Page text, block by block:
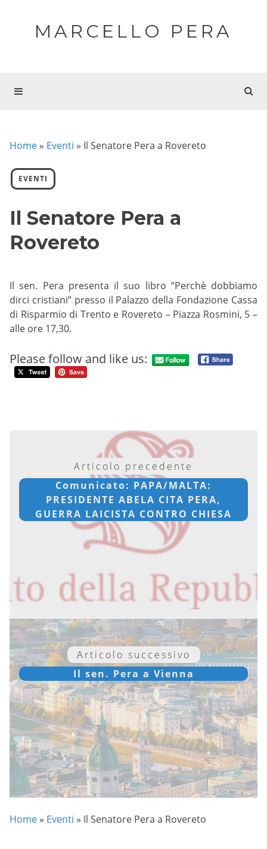
MARCELLO PERA
Home » Eventi » Il Senatore Pera a Rovereto
EVENTI
Il Senatore Pera a
Rovereto
Il sen. Pera presenta il suo libro “Perchè dobbiamo
dirci cristiani” presso il Palazzo della Fondazione Cassa
di Risparmio di Trento e Rovereto – Piazza Rosmini, 5 –
alle ore 17,30.
Please follow and like us:
Articolo precedente
Comunicato: PAPA/MALTA:
PRESIDENTE ABELA CITA PERA,
GUERRA LAICISTA CONTRO CHIESA
Articolo successivo
Il sen. Pera a Vienna
Home » Eventi » Il Senatore Pera a Rovereto